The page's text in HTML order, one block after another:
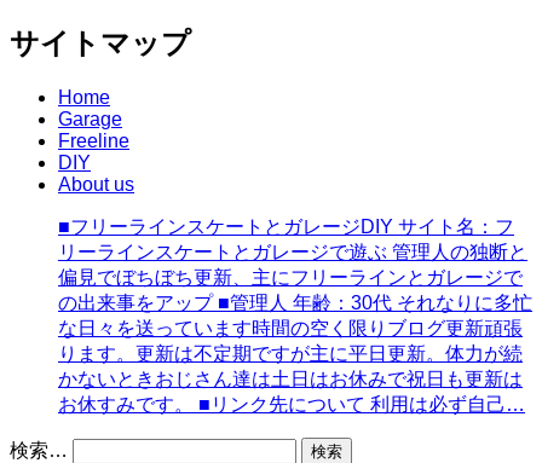
の
サイトマップ
Home
Garage
Freeline
DIY
About us
■フリーラインスケートとガレージDIY サイト名：フ
リーラインスケートとガレージで遊ぶ 管理人の独断と
偏見でぼちぼち更新、主にフリーラインとガレージで
の出来事をアップ ■管理人 年齢：30代 それなりに多忙
な日々を送っています時間の空く限りブログ更新頑張
ります。更新は不定期ですが主に平日更新。体力が続
かないときおじさん達は土日はお休みで祝日も更新は
お休すみです。 ■リンク先について 利用は必ず自己…
検索…